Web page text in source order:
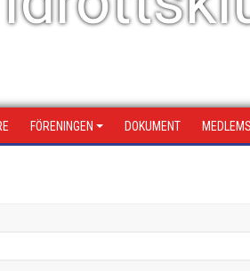
FÖRENINGEN DOKUMENT